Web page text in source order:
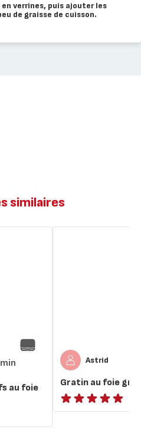
verrines, puis ajouter les
de graisse de cuisson.
similaires
au foie
Astrid
Gratin au foie
ratings.NaN